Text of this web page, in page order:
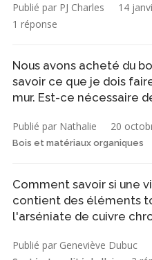
Publié par PJ Charles 14
1 réponse
Nous avons acheté du
savoir ce que je dois
mur. Est-ce nécessaire
Publié par Nathalie 20
Bois et matériaux organiques
Comment savoir si une
contient des éléments
l'arséniate de cuivre
Publié par Geneviève Dubuc